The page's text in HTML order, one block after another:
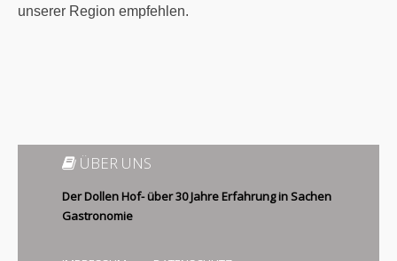
unserer Region empfehlen.
ÜBER UNS
Der Dollen Hof- über 30 Jahre Erfahrung in Sachen
Gastronomie